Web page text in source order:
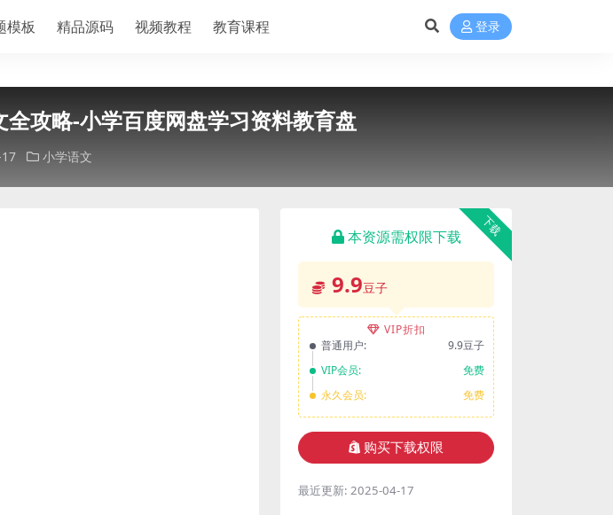
模板 精品源码 视频教程 教育课程 登录
攻略-小学百度网盘学习资料教育盘
小学语文
下载
本资源需权限下载
9.9豆子
VIP折扣
普通用户:
9.9豆子
VIP会员:
免费
永久会员:
免费
购买下载权限
最近更新: 2025-04-17